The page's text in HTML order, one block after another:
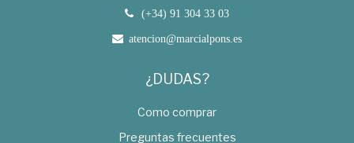
(+34) 91 304 33 03
atencion@marcialpons.es
¿DUDAS?
Como comprar
Preguntas frecuentes